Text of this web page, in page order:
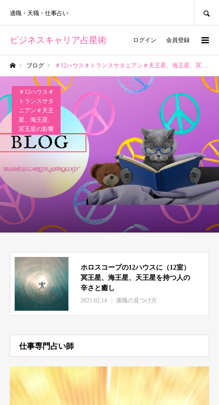
ビジネスキャリア占星術
適職・天職・仕事占い
ログイン 会員登録
ブログ ＃12ハウス＃トランスサタニアン＃天王星、海王星、冥王星の影響
＃12ハウス＃
トランスサタ
ニアン＃天王
星、海王星、
冥王星の影響
ホロスコープの12ハウスに（12室）
冥王星、海王星、天王星を持つ人の
辛さと癒し
2021.02.14 適職の見つけ方
仕事専門占い師